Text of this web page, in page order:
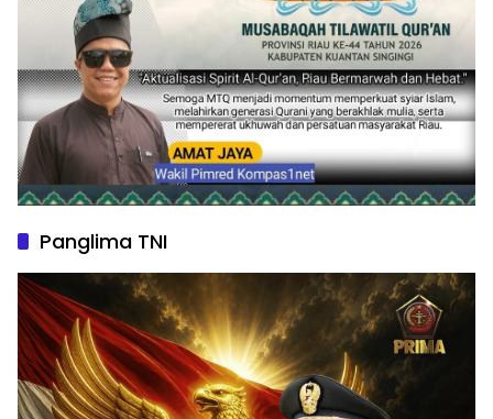
Panglima TNI